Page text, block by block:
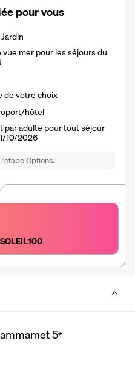
pour vous
mer pour les séjours du
de votre choix
hôtel
par adulte pour tout séjour
10/2026
Options.
SOLEIL100
5*